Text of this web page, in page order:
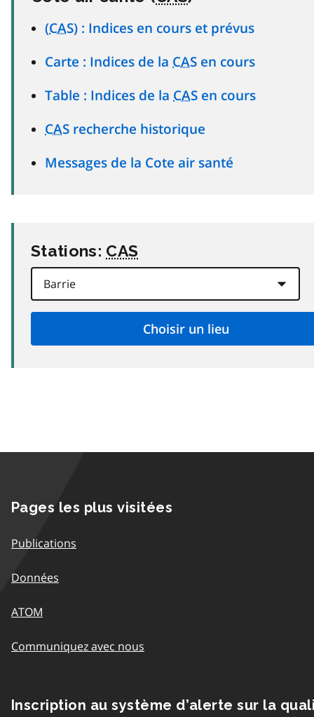
(CAS) : Indices en cours et prévus
Carte : Indices de la CAS en cours
Table : Indices de la CAS en cours
CAS recherche historique
Messages de la Cote air santé
Stations: CAS
Pages les plus visitées
Publications
Données
ATOM
Communiquez avec nous
Inscription au système d’alerte sur la